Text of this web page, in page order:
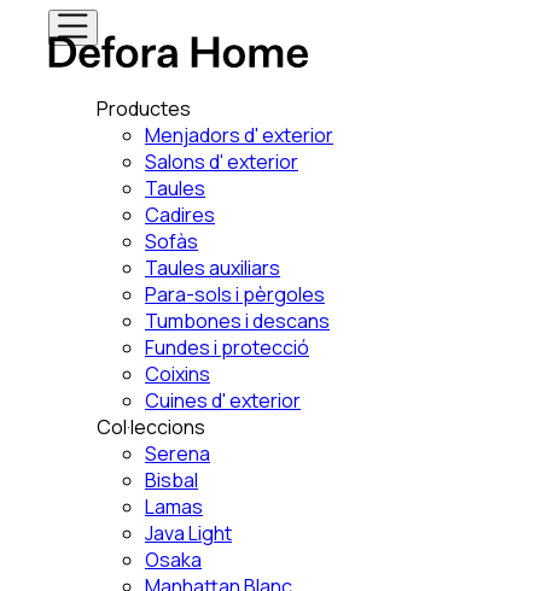
Productes
Menjadors d' exterior
Salons d' exterior
Taules
Cadires
Sofàs
Taules auxiliars
Para-sols i pèrgoles
Tumbones i descans
Fundes i protecció
Coixins
Cuines d' exterior
Col·leccions
Serena
Bisbal
Lamas
Java Light
Osaka